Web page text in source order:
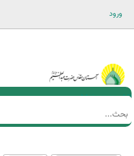
ورود
Main men-AR
استمارة
‏